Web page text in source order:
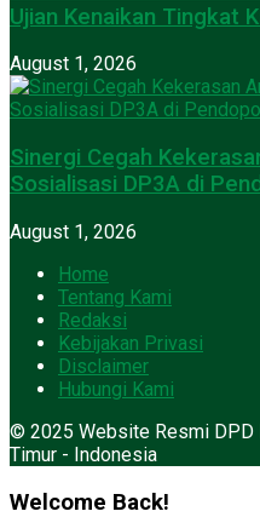
Ujian Kenaikan Tingkat
August 1, 2026
Sinergi Cegah
Sosialisasi DP3A di
August 1, 2026
Home
Tentang Kami
Redaksi
Kebijakan Privasi
Disclaimer
Hubungi Kami
© 2025 Website Resmi DPD
Timur - Indonesia
Welcome Back!